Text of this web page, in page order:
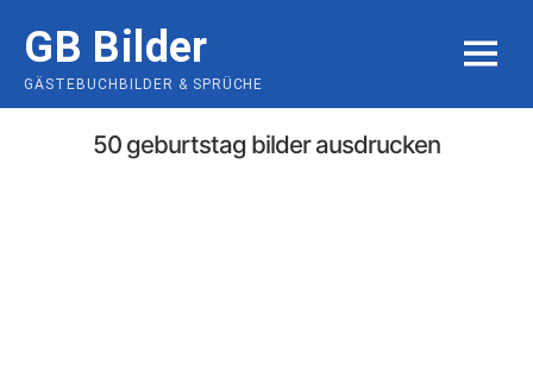
content
GB Bilder
GÄSTEBUCHBILDER & SPRÜCHE
MENU
50 geburtstag bilder ausdrucken